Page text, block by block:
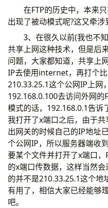
在FTP的历史中，本来只
出现了被动模式呢?这又牵
3、在很久以前(我也不知
共享上网这种技术，但是后
问题，大家都知道，共享上
IP去使用internet，再打个
210.33.25.1这个公网IP上网
192.168.0.100去访问外网
模式的话，192.168.0.1告诉
我打开了x端口之后，由于
出网关的时候自己的IP地址
个公网IP，所以服务器端收
要某个文件并打开了x端口
的x端口传数据，这样当然
的并不是210.33.25.1这个
有用了，相信大家已经能够
吧。